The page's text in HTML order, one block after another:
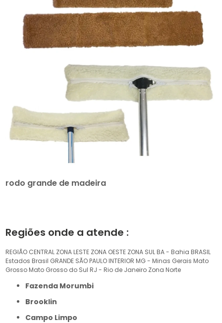
rodo grande de madeira
Regiões onde a atende :
REGIÃO CENTRAL ZONA LESTE ZONA OESTE ZONA SUL BA - Bahia BRASIL
Estados Brasil GRANDE SÃO PAULO INTERIOR MG - Minas Gerais Mato
Grosso Mato Grosso do Sul RJ - Rio de Janeiro Zona Norte
Fazenda Morumbi
Brooklin
Campo Limpo